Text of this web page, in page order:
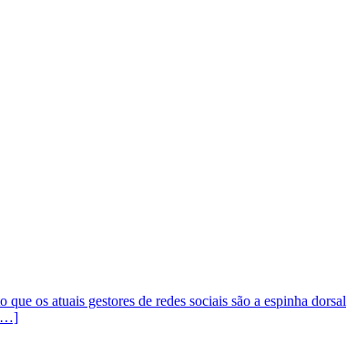
os atuais gestores de redes sociais são a espinha dorsal
[…]